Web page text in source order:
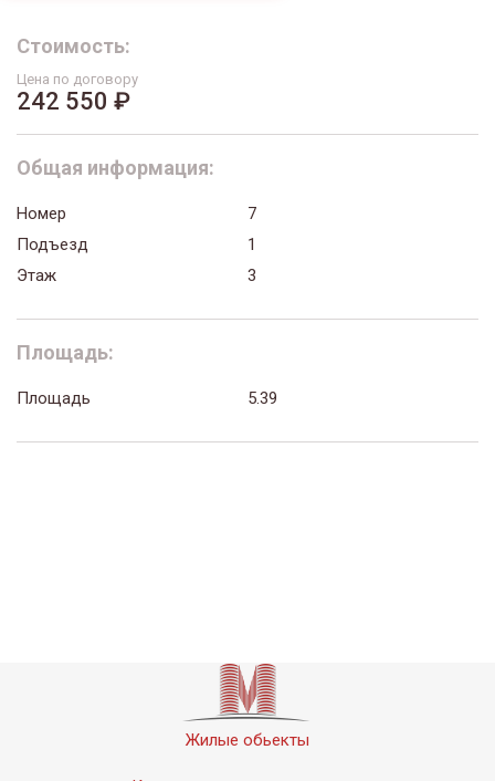
Стоимость:
Цена по договору
242 550 ₽
Общая информация:
Номер
7
Подъезд
1
Этаж
3
Площадь:
Площадь 5.39
Жилые обьекты